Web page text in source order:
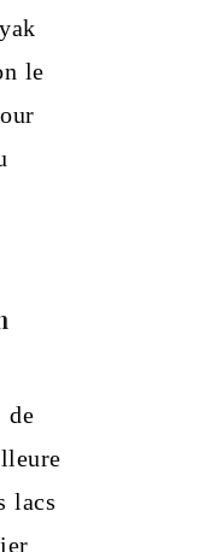
le
de
lacs